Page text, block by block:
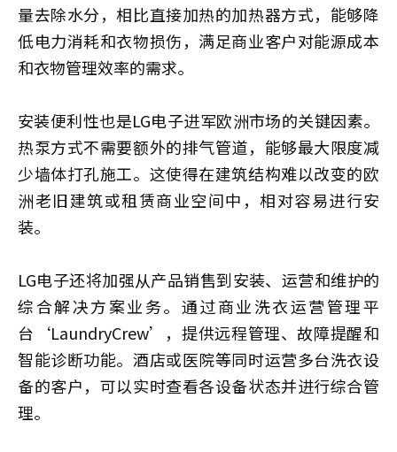
量去除水分，相比直接加热的加热器方式，能够降
低电力消耗和衣物损伤，满足商业客户对能源成本
和衣物管理效率的需求。
安装便利性也是LG电子进军欧洲市场的关键因素。
热泵方式不需要额外的排气管道，能够最大限度减
少墙体打孔施工。这使得在建筑结构难以改变的欧
洲老旧建筑或租赁商业空间中，相对容易进行安
装。
LG电子还将加强从产品销售到安装、运营和维护的
综合解决方案业务。通过商业洗衣运营管理平
台‘LaundryCrew’，提供远程管理、故障提醒和
智能诊断功能。酒店或医院等同时运营多台洗衣设
备的客户，可以实时查看各设备状态并进行综合管
理。